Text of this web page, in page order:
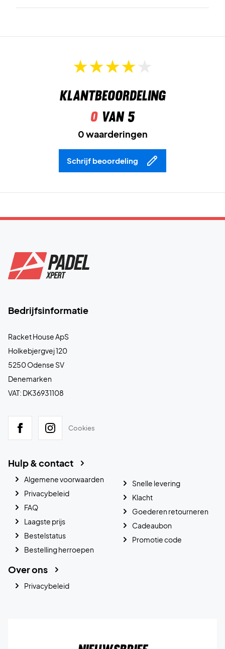
Klantbeoordeling
0van 5
0 waarderingen
Schrijf beoordeling
Bedrijfsinformatie
Racket House ApS
Holkebjergvej 120
5250 Odense SV
Denemarken
VAT: DK36931108
Cookies
Hulp & contact
Algemene voorwaarden
Privacybeleid
FAQ
Laagste prijs
Bestelstatus
Bestelling herroepen
Snelle levering
Klacht
Goederen retourneren
Cadeaubon
Promotie code
Over ons
Privacybeleid